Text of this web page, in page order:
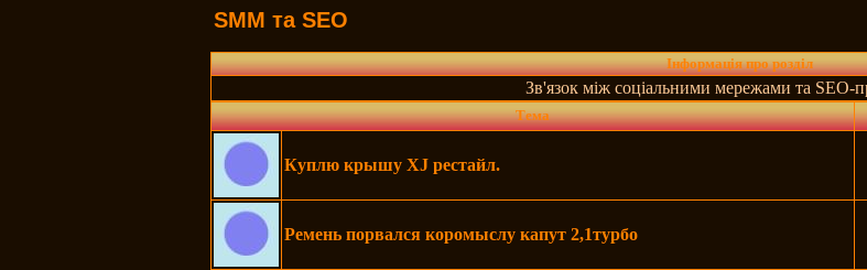
SMM та SEO
Інформація про розділ
Зв'язок між соціальними мережами та SEO-
Тема
Куплю крышу XJ рестайл.
Ремень порвался коромыслу капут 2,1турбо